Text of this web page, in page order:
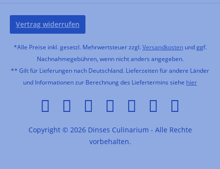
Vertrag widerrufen
*Alle Preise inkl. gesetzl. Mehrwertsteuer zzgl. Versandkostenund ggf.
Nachnahmegebühren, wenn nicht anders angegeben.
** Gilt für Lieferungen nach Deutschland. Lieferzeiten für andere Länder
und Informationen zur Berechnung des Liefertermins siehe hier
Copyright © 2026 Dinses Culinarium - Alle Rechte
vorbehalten.